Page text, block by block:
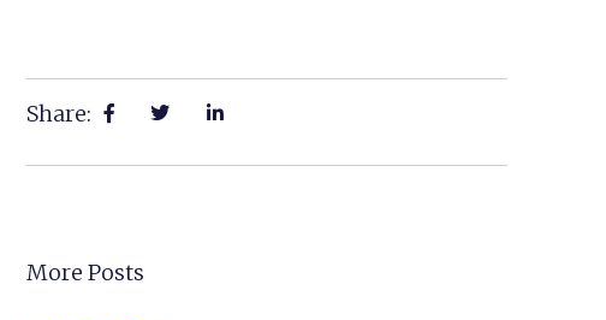
Share:
More Posts